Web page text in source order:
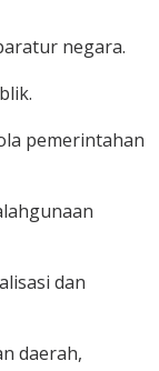
negara.
pemerintahan
dan
daerah,